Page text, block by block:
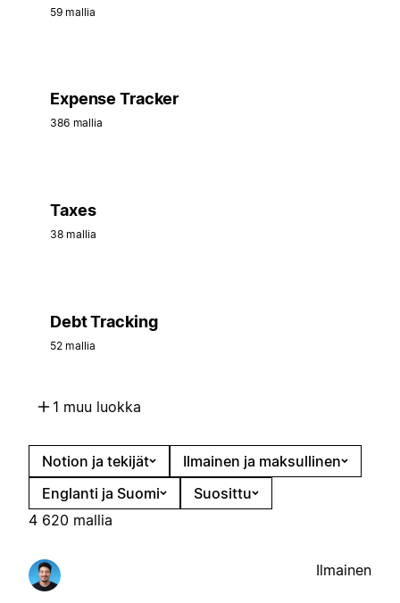
59 mallia
Expense Tracker
386 mallia
Taxes
38 mallia
Debt Tracking
52 mallia
1 muu luokka
Notion ja tekijät
Ilmainen ja maksullinen
Englanti ja Suomi
Suosittu
4 620 mallia
Ilmainen